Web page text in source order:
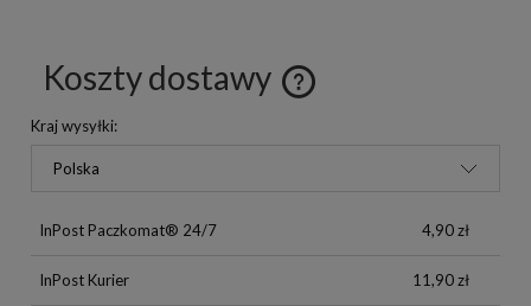
Koszty dostawy
Kraj wysyłki:
InPost Paczkomat® 24/7 4,90 zł
InPost Kurier 11,90 zł